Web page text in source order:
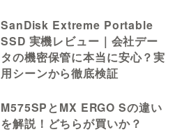
SanDisk Extreme Portable
SSD 実機レビュー｜会社デー
タの機密保管に本当に安心？実
用シーンから徹底検証
M575SPとMX ERGO Sの違い
を解説！どちらが買いか？